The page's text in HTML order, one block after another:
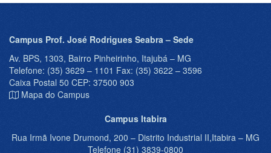
Campus Prof. José Rodrigues Seabra – Sede
Av. BPS, 1303, Bairro Pinheirinho, Itajubá – MG
Telefone: (35) 3629 – 1101 Fax: (35) 3622 – 3596
Caixa Postal 50 CEP: 37500 903
Mapa do Campus
Campus Itabira
Rua Irmã Ivone Drumond, 200 – Distrito Industrial II,Itabira – MG
Telefone (31) 3839-0800